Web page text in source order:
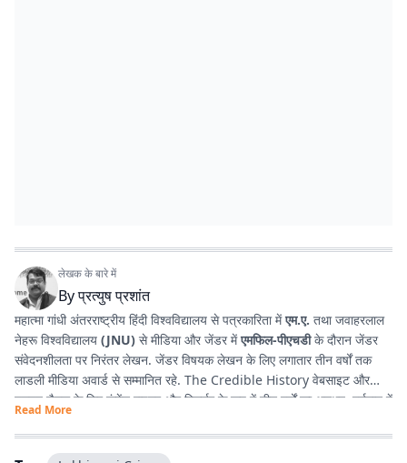
लेखक के बारे में
Byप्रत्युष प्रशांत
महात्मा गांधी अंतरराष्ट्रीय हिंदी विश्वविद्यालय से पत्रकारिता मेंएम.ए. तथा जवाहरलाल
नेहरू विश्वविद्यालय (JNU) से मीडिया और जेंडर मेंएमफिल-पीएचडीके दौरान जेंडर
संवेदनशीलता पर निरंतर लेखन. जेंडर विषयक लेखन के लिए लगातार तीन वर्षों तक
लाडली मीडिया अवार्ड से सम्मानित रहे. The Credible History वेबसाइट और
यूट्यूब चैनल के लिए कंटेंट राइटर और रिसर्चर के रूप में तीन वर्षों का अनुभव. वर्तमान में
प्रभात खबर डिजिटल
किताबें पढ़ने, वायलिन बजाने और कला-साहित्य में गहरी रुचि रखते हैं तथा बिहार को
Read More